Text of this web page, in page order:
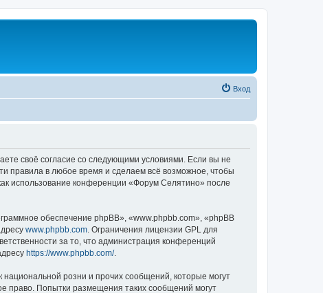
Вход
своё согласие со следующими условиями. Если вы не
правила в любое время и сделаем всё возможное, чтобы
использование конференции «Форум Селятино» после
обеспечение phpBB», «www.phpbb.com», «phpBB
www.phpbb.com . Ограничения лицензии GPL для
за то, что администрация конференций
https://www.phpbb.com/.
розни и прочих сообщений, которые могут
право. Попытки размещения таких сообщений могут